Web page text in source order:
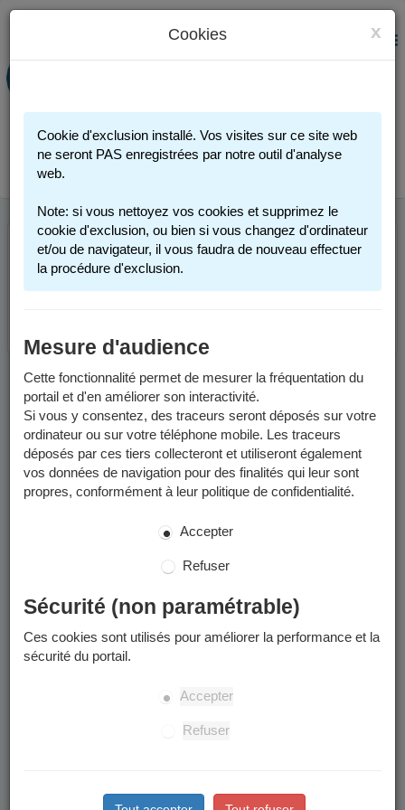
PORTAIL FAMILLE
Connexion
MENU
Cette page n'est plus accessible. Merci de votre
compréhension.
x
Cookies
Cookie d'exclusion installé. Vos visites sur ce site web
ne seront PAS enregistrées par notre outil d'analyse
web.
Note: si vous nettoyez vos cookies et supprimez le
cookie d'exclusion, ou bien si vous changez d'ordinateur
et/ou de navigateur, il vous faudra de nouveau effectuer
la procédure d'exclusion.
Mesure d'audience
Cette fonctionnalité permet de mesurer la fréquentation du
portail et d'en améliorer son interactivité.
Si vous y consentez, des traceurs seront déposés sur votre
ordinateur ou sur votre téléphone mobile. Les traceurs
déposés par ces tiers collecteront et utiliseront également
vos données de navigation pour des finalités qui leur sont
propres, conformément à leur politique de confidentialité.
Accepter
Refuser
Sécurité (non paramétrable)
Ces cookies sont utilisés pour améliorer la performance et la
sécurité du portail.
Accepter
Refuser